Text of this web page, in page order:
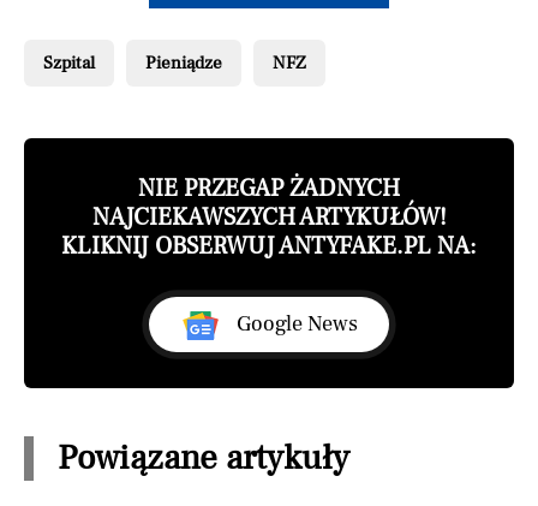
Szpital Pieniądze NFZ
NIE PRZEGAP ŻADNYCH
NAJCIEKAWSZYCH ARTYKUŁÓW!
KLIKNIJ OBSERWUJ ANTYFAKE.PL NA:
Google News
Powiązane artykuły